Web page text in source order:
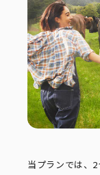
当プランでは、